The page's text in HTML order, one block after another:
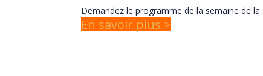
Demandez le programme de la semaine de
En savoir plus >